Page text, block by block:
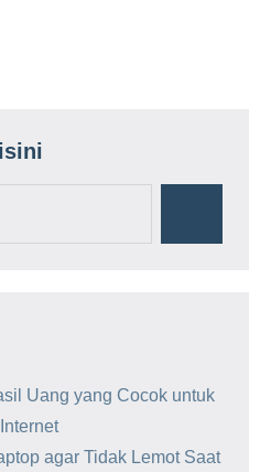
Uang yang Cocok untuk
agar Tidak Lemot Saat